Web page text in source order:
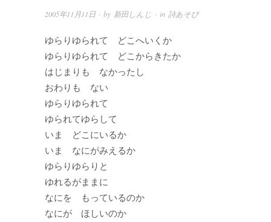
2005年11月11日· by 新田しんじ · in 詩あそび
ゆらりゆられて どこへいくか
ゆらりゆられて どこからきたか
はじまりも なかったし
おわりも ない
ゆらりゆられて
ゆられてゆらして
いま どこにいるか
いま なにがみえるか
ゆらりゆらりと
ゆれるがままに
なにを もっているのか
なにが ほしいのか